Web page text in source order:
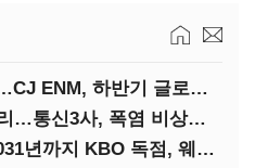
티빙·콘텐츠 IP 키운다…CJ ENM, 하반기 글로벌 확장 가속
작업자·통신망 이중 관리…통신3사, 폭염 비상대응 돌입
티빙 첫 분기 흑자…"2031년까지 KBO 독점, 웨이브 합병도 속도"